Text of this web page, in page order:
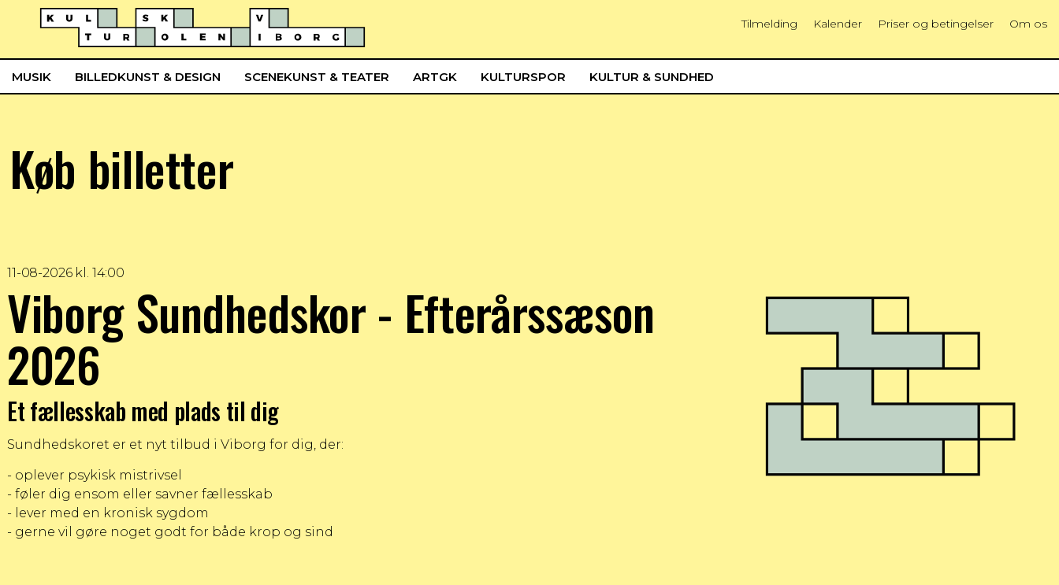
MUSIK BILLEDKUNST & DESIGN SCENEKUNST & TEATER ARTGK KULTURSPOR KULTUR & SUNDHED
Tilmelding Kalender Priser og betingelser Om os
Køb billetter
11-08-2026 kl. 14:00
Viborg Sundhedskor - Efterårssæson
2026
Et fællesskab med plads til dig
Sundhedskoret er et nyt tilbud i Viborg for dig, der:
- oplever psykisk mistrivsel
- føler dig ensom eller savner fællesskab
- lever med en kronisk sygdom
- gerne vil gøre noget godt for både krop og sind